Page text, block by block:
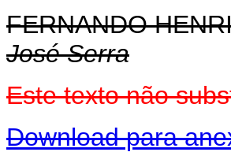
FERNANDO
José Serra
Este texto não
Download para